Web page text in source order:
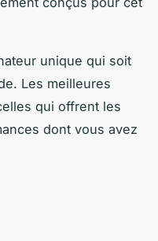
unique qui soit
Les meilleures
qui offrent les
dont vous avez